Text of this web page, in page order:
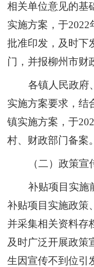
相关单位意见的基
实施方案，于2022
批准印发，及时下
门，并报柳州市财
各镇人民政府
实施方案要求，结
镇实施方案，于
村、财政部门备案。
（二） 政策宣
补贴项目实施
补贴项目实施政策
并采集相关资料存
及时广泛开展政策
生因宣传不到位引